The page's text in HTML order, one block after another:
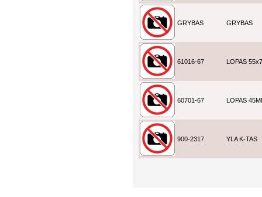
GRYBAS GRYBAS
61016-67 LOPAS
60701-67 LOPAS
900-2317 YLA K-TAS